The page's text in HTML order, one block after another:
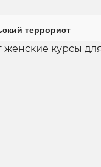
террорист